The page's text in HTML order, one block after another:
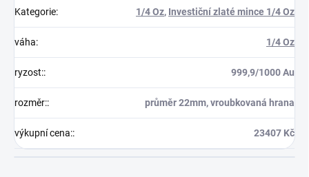
Kategorie: 1/4 Oz, Investiční zlaté mince 1/4 Oz
váha: 1/4 Oz
ryzost:: 999,9/1000 Au
rozměr:: průměr 22mm, vroubkovaná hrana
výkupní cena:: 23407 Kč